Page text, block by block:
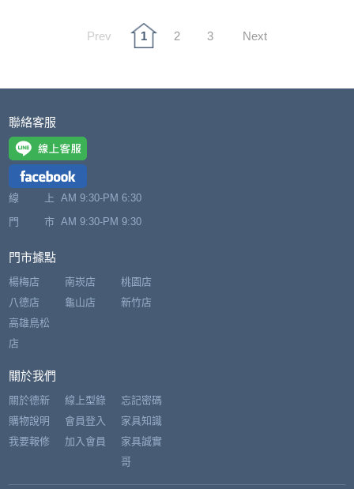
Prev 1 2 3 Next
聯絡客服
線 上 AM 9:30-PM 6:30
門 市 AM 9:30-PM 9:30
門市據點
楊梅店
八德店
南崁店
龜山店
桃園店
新竹店
高雄鳥松
店
關於我們
關於德新
購物說明
我要報修
線上型錄
會員登入
加入會員
忘記密碼
家具知識
家具誠實
哥